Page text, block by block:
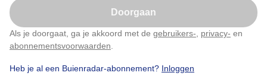
Doorgaan
Als je doorgaat, ga je akkoord met de gebruikers- privacy- en
abonnementsvoorwaarden
Heb je al een Buienradar-abonnement? Inloggen
Door: Sjef Kenniphaas Gemaakt: 19-04-2025, 19x bekeken
Lente Zon
Klik hierom dit aan te passen